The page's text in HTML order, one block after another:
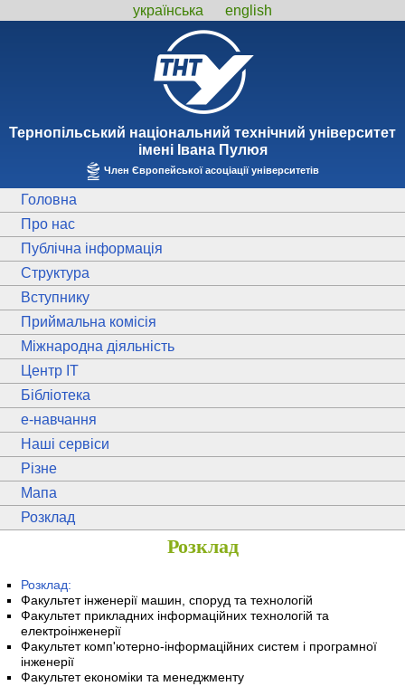
українська english
Тернопiльський національний технiчний унiверситет
iменi Iвана Пулюя
Член Європейської асоціації університетів
Головна
Про нас
Публічна інформація
Структура
Вступнику
Приймальна комісія
Міжнародна діяльність
Центр ІТ
Бібліотека
e-навчання
Наші сервіси
Різне
Мапа
Розклад
Розклад
Розклад:
Факультет інженерії машин, споруд та технологій
Факультет прикладних інформаційних технологій та
електроінженерії
Факультет комп'ютерно-інформаційних систем і програмної
інженерії
Факультет економіки та менеджменту